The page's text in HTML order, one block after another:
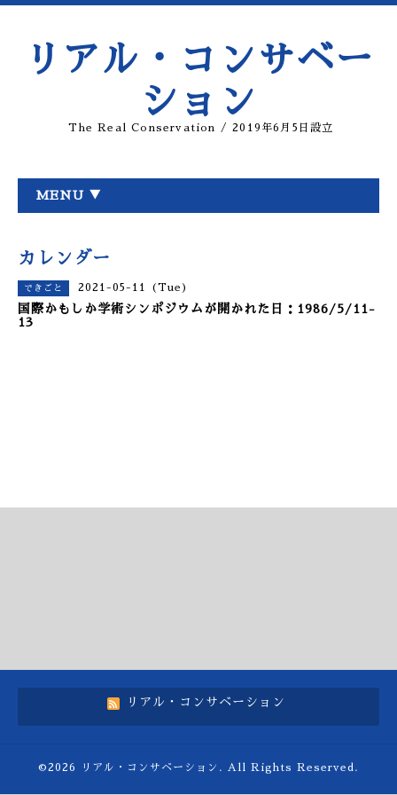
リアル・コンサベー
ション
The Real Conservation / 2019年6月5日設立
MENU ▼
カレンダー
できごと 2021-05-11 (Tue)
国際かもしか学術シンポジウムが開かれた日：1986/5/11-
13
リアル・コンサベーション
©2026 リアル・コンサベーション . All Rights Reserved.